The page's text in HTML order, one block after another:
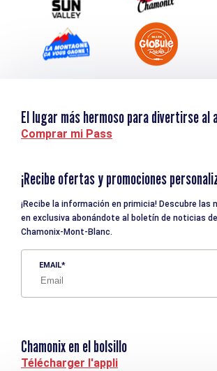
El lugar más hermoso para divertirse al
Comprar mi Pass
¡Recibe ofertas y promociones
¡Recibe la información en primicia! Descubre las
en exclusiva abonándote al boletín de noticias
Chamonix-Mont-Blanc.
EMAIL
Chamonix en el bolsillo
Télécharger l'appli